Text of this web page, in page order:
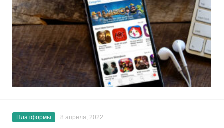
Платформы 8 апреля, 2022